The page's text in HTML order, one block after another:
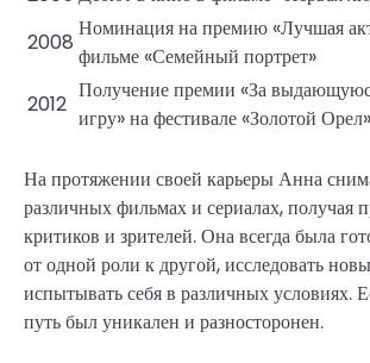
2008
Номинация на премию «Лучшая
фильме «Семейный портрет»
2012
Получение премии «За
игру» на фестивале «Золотой Орел»
На протяжении своей карьеры Анна
различных фильмах и сериалах, получая
критиков и зрителей. Она всегда была
от одной роли к другой, исследовать
испытывать себя в различных условиях.
путь был уникален и разносторонен.